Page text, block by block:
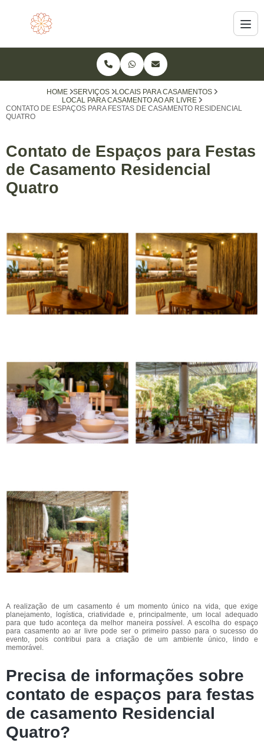
HOME SERVIÇOS
LOCAIS PARA CASAMENTOS
LOCAL PARA CASAMENTO AO AR LIVRE
CONTATO DE ESPAÇOS PARA FESTAS DE CASAMENTO RESIDENCIAL
QUATRO
Contato de Espaços para Festas
de Casamento Residencial
Quatro
A realização de um casamento é um momento único na vida, que exige
planejamento, logística, criatividade e, principalmente, um local adequado
para que tudo aconteça da melhor maneira possível. A escolha do espaço
para casamento ao ar livre pode ser o primeiro passo para o sucesso do
evento, pois contribui para a criação de um ambiente único, lindo e
memorável.
Precisa de informações sobre
contato de espaços para festas
de casamento Residencial
Quatro?